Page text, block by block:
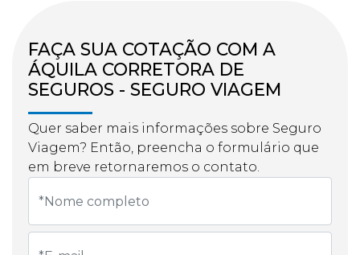
FAÇA SUA COTAÇÃO COM A
ÁQUILA CORRETORA DE
SEGUROS - SEGURO VIAGEM
Quer saber mais informações sobre Seguro
Viagem? Então, preencha o formulário que
em breve retornaremos o contato.